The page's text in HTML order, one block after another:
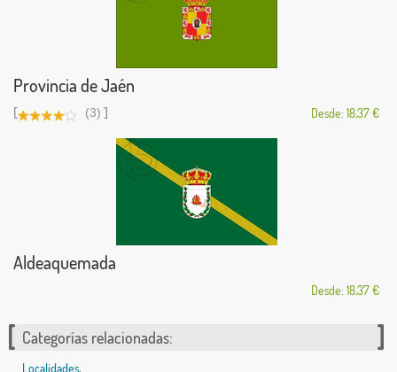
Provincia de Jaén
[ (3) ] Desde: 18,37 €
Aldeaquemada
Desde: 18,37 €
Categorías relacionadas:
Localidades,